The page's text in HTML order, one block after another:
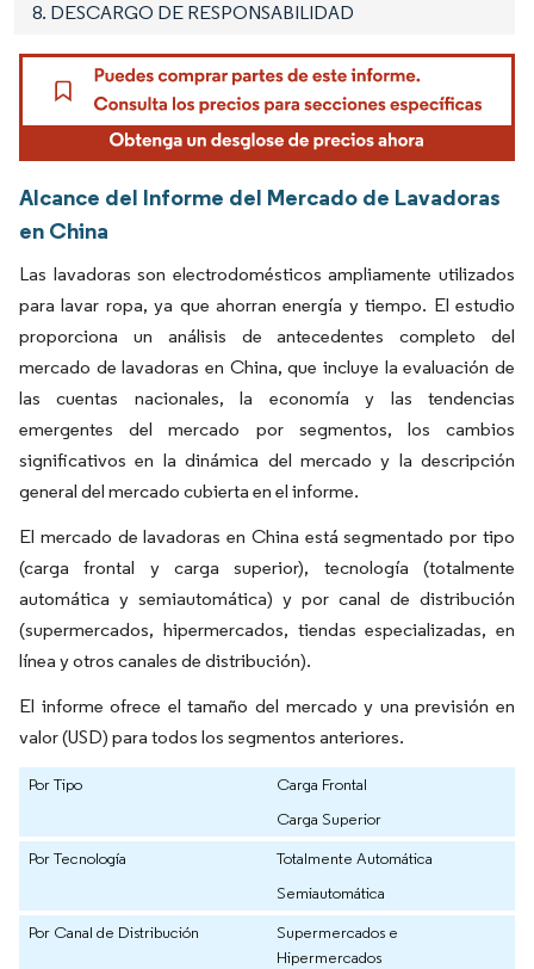
8. DESCARGO DE RESPONSABILIDAD
Alcance del Informe del Mercado de Lavadoras
en China
Las lavadoras son electrodomésticos ampliamente utilizados
para lavar ropa, ya que ahorran energía y tiempo. El estudio
proporciona un análisis de antecedentes completo del
mercado de lavadoras en China, que incluye la evaluación de
las cuentas nacionales, la economía y las tendencias
emergentes del mercado por segmentos, los cambios
significativos en la dinámica del mercado y la descripción
general del mercado cubierta en el informe.
El mercado de lavadoras en China está segmentado por tipo
(carga frontal y carga superior), tecnología (totalmente
automática y semiautomática) y por canal de distribución
(supermercados, hipermercados, tiendas especializadas, en
línea y otros canales de distribución).
El informe ofrece el tamaño del mercado y una previsión en
valor (USD) para todos los segmentos anteriores.
Por Tipo
Carga Frontal
Carga Superior
Por Tecnología
Totalmente Automática
Semiautomática
Por Canal de Distribución
Supermercados e
Hipermercados